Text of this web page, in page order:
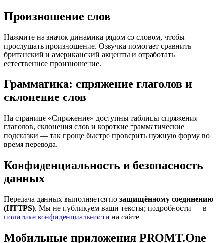
Произношение слов
Нажмите на значок динамика рядом со словом, чтобы
прослушать произношение. Озвучка помогает сравнить
британский и американский акценты и отработать
естественное произношение.
Грамматика: спряжение глаголов и
склонение слов
На странице «Спряжение» доступны таблицы спряжения
глаголов, склонения слов и короткие грамматические
подсказки — так проще быстро проверить нужную форму во
время перевода.
Конфиденциальность и безопасность
данных
Передача данных выполняется по защищённому соединению
(HTTPS). Мы не публикуем ваши тексты; подробности — в
политике конфиденциальности на сайте.
Мобильные приложения PROMT.One